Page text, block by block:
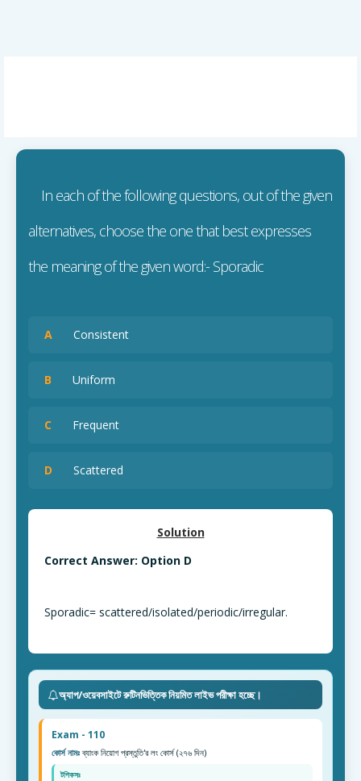
In each of the following questions, out of the given
alternatives, choose the one that best expresses
the meaning of the given word:- Sporadic
A Consistent
B Uniform
C Frequent
D Scattered
Solution
Correct Answer: Option D
Sporadic= scattered/isolated/periodic/irregular.
অ্যাপ/ওয়েবসাইটে রুটিনভিত্তিক নিয়মিত লাইভ পরীক্ষা হচ্ছে।
Exam - 110
কোর্স নামঃব্যাংক নিয়োগ প্রস্তুতি'র লং কোর্স (২৭৬ দিন)
টপিকসঃ